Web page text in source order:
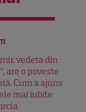
vedeta din
are o poveste
Cum a ajuns
mai iubite